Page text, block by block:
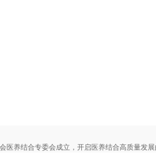
医养结合专委会成立，开启医养结合高质量发